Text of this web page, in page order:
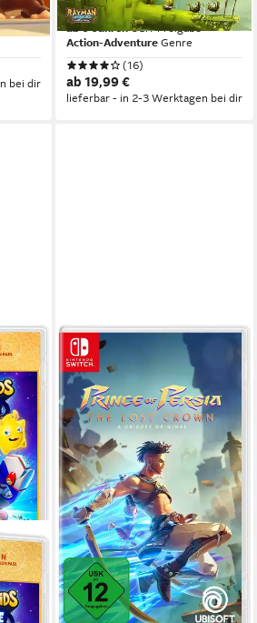
bei dir
Nintendo Switch Plattform
ab 6 Jahren USK-Freigabe
Action-Adventure Genre
(16)
ab 19,99 €
lieferbar - in 2-3 Werktagen bei dir
of
in a
UBISOFT
Prince of Persia Switch The
Lost Crown
Nintendo Switch Plattform
ab 12 Jahren USK-Freigabe
UBISOFT EMEA Publisher
31,39 €
lieferbar - in 4-5 Werktagen bei dir